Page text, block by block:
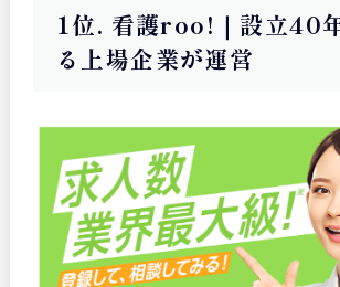
1位. 看護roo!｜設立40
る上場企業が運営